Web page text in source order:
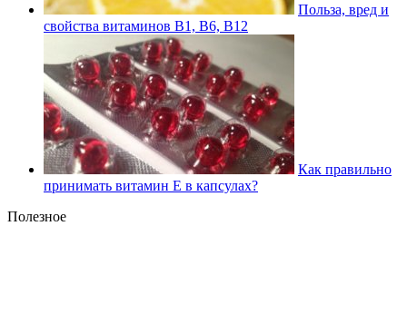
Польза, вред и
свойства витаминов В1, В6, В12
Как правильно
принимать витамин Е в капсулах?
Полезное